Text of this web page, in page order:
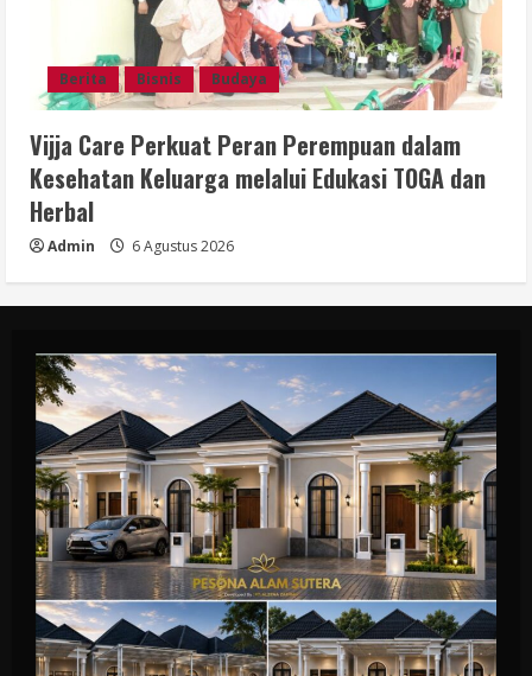
Berita Bisnis Budaya
Vijja Care Perkuat Peran Perempuan dalam
Kesehatan Keluarga melalui Edukasi TOGA dan
Herbal
Admin 6 Agustus 2026